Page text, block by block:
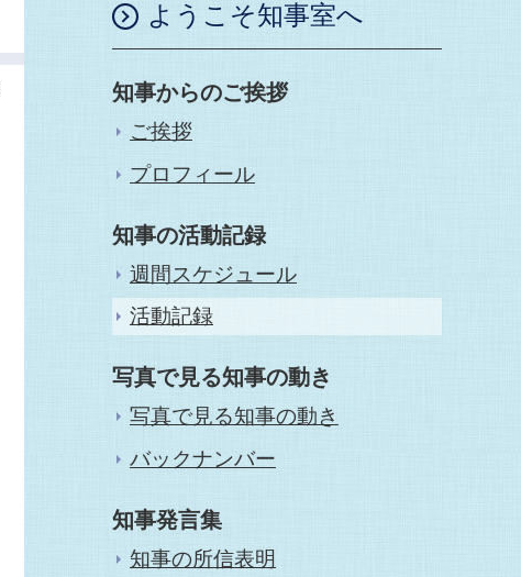
ようこそ知事室へ
知事からのご挨拶
ご挨拶
プロフィール
知事の活動記録
週間スケジュール
活動記録
写真で見る知事の動き
写真で見る知事の動き
バックナンバー
知事発言集
知事の所信表明